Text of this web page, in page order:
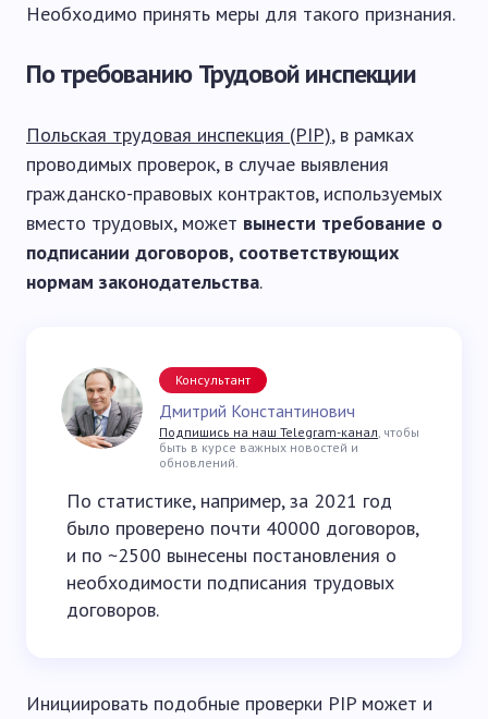
Необходимо принять меры для такого признания.
По требованию Трудовой инспекции
Польская трудовая инспекция (PIP), в рамках
проводимых проверок, в случае выявления
гражданско-правовых контрактов, используемых
вместо трудовых, может вынести требование о
подписании договоров, соответствующих
нормам законодательства.
Консультант
Дмитрий Константинович
Подпишись на наш Telegram-канал, чтобы
быть в курсе важных новостей и
обновлений.
По статистике, например, за 2021 год
было проверено почти 40000 договоров,
и по ~2500 вынесены постановления о
необходимости подписания трудовых
договоров.
Инициировать подобные проверки PIP может и